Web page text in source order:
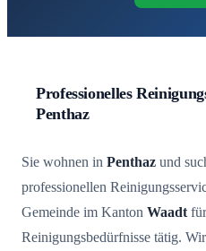
Professionelles
Penthaz
Sie wohnen in Penthaz und
professionellen
Gemeinde im Kanton Waadt
Reinigungsbedürfnisse tätig.